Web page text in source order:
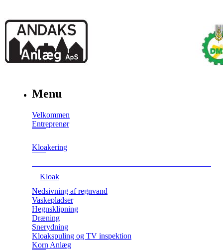
Menu
Velkommen
Entreprenør
Kloakering
Kloak
Nedsivning af regnvand
Vaskepladser
Hegnsklipning
Dræning
Snerydning
Kloakspuling og TV inspektion
Korn Anlæg